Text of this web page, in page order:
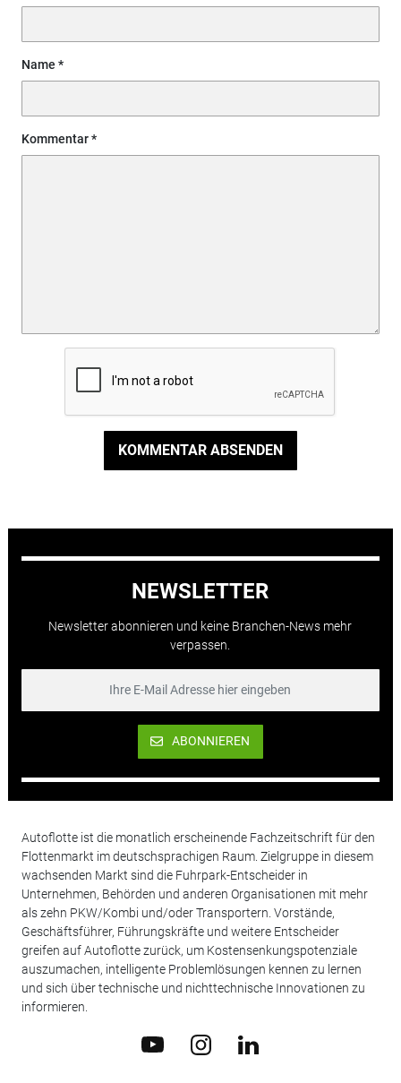
Name
Kommentar
KOMMENTAR ABSENDEN
NEWSLETTER
Newsletter abonnieren und keine Branchen-News mehr
verpassen.
ABONNIEREN
Autoflotte ist die monatlich erscheinende Fachzeitschrift für den
Flottenmarkt im deutschsprachigen Raum. Zielgruppe in diesem
wachsenden Markt sind die Fuhrpark-Entscheider in
Unternehmen, Behörden und anderen Organisationen mit mehr
als zehn PKW/Kombi und/oder Transportern. Vorstände,
Geschäftsführer, Führungskräfte und weitere Entscheider
greifen auf Autoflotte zurück, um Kostensenkungspotenziale
auszumachen, intelligente Problemlösungen kennen zu lernen
und sich über technische und nichttechnische Innovationen zu
informieren.